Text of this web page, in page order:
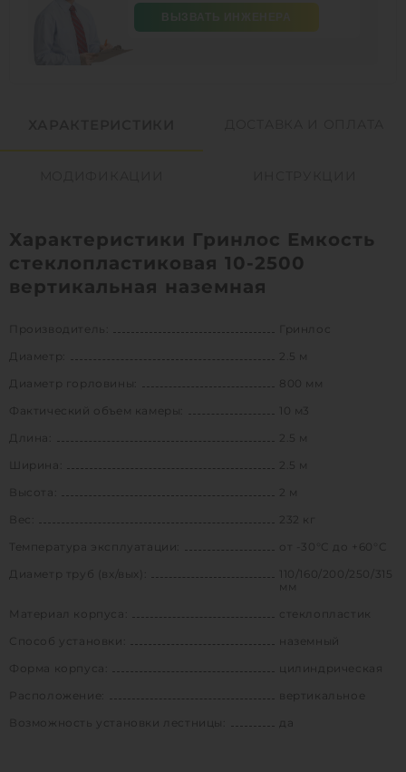
Характеристики Гринлос Емкость
стеклопластиковая 10-2500
вертикальная наземная
Производитель:
Гринлос
Диаметр:
2.5 м
Диаметр горловины:
800 мм
Фактический объем камеры:
10 м3
Длина:
2.5 м
Ширина:
2.5 м
Высота:
2 м
232 кг
Температура эксплуатации:
от -30°C до +60°C
Диаметр труб (вх/вых):
110/160/200/250/315
мм
Материал корпуса:
стеклопластик
Способ установки:
наземный
Форма корпуса:
цилиндрическая
Расположение:
вертикальное
Возможность установки лестницы:
да